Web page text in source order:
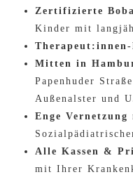
Zertifizierte
Kinder mit
Therapeut:innen-
Mitten in
Papenhuder
Außenalster und
Enge Vernetzung
Alle Kassen &
mit Ihrer